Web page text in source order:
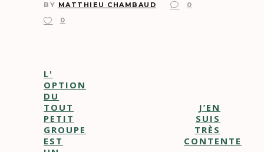
BY MATTHIEU CHAMBAUD
0
0
L'
OPTION
DU
TOUT
PETIT
GROUPE
EST
J’EN
SUIS
TRÈS
CONTENTE